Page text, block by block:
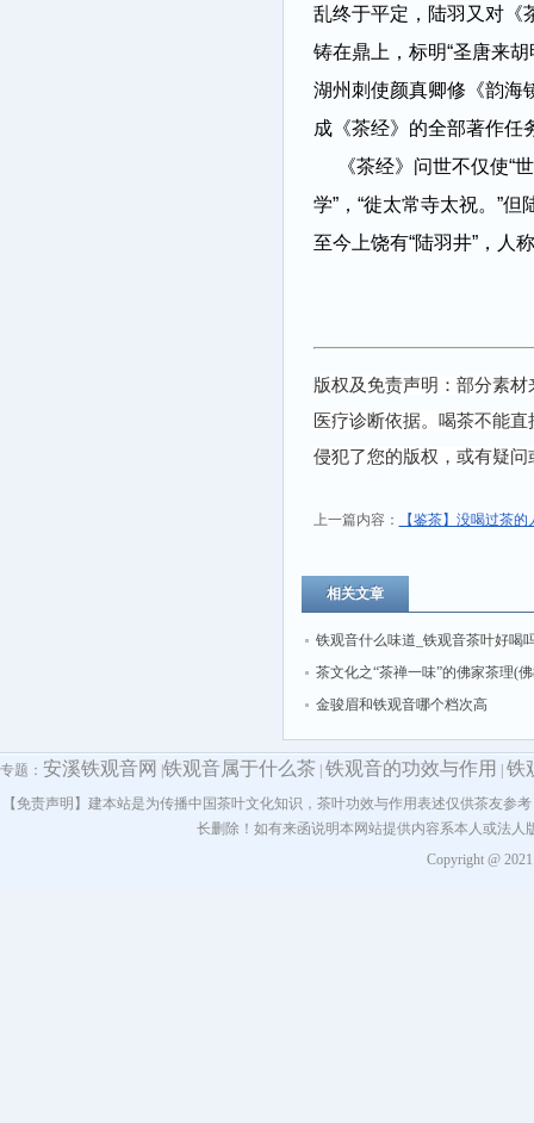
乱终于平定，陆羽又对《
铸在鼎上，标明“圣唐来
湖州刺使颜真卿修《韵海
成《茶经》的全部著作任
《茶经》问世不仅使“
学”，“徙太常寺太祝。”
至今上饶有“陆羽井”，人
版权及免责声明：部分素
医疗诊断依据。喝茶不能
侵犯了您的版权，或有疑
上一篇内容： 【鉴茶】没喝过茶
相关文章
铁观音什么味道_铁观音茶叶好喝
音茶叶的口味
茶文化之“茶禅一味”的佛家茶理(
中国茶文化传播贡献)
金骏眉和铁观音哪个档次高
专题： 安溪铁观音网 铁观音属于什么茶 铁观音的功效与作用 铁
【免责声明】建本站是为传播中国茶叶文化知识，茶叶功效与作用表述仅供茶友
长删除！如有来函说明本网站提供内容系本人或法
Copyright @